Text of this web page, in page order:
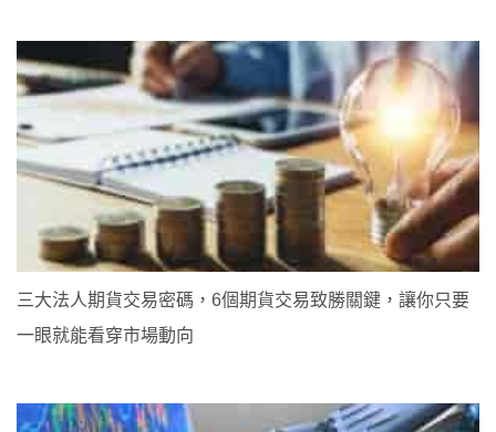
三大法人期貨交易密碼，6個期貨交易致勝關鍵，讓你只要
一眼就能看穿市場動向